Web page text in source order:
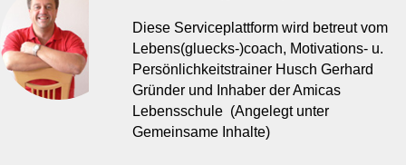
Diese Serviceplattform wird betreut vom
Lebens(gluecks-)coach, Motivations- u.
Persönlichkeitstrainer Husch Gerhard
Gründer und Inhaber der Amicas
Lebensschule (Angelegt unter
Gemeinsame Inhalte)